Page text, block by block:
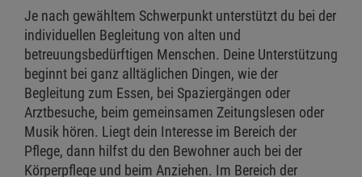
Je nach gewähltem Schwerpunkt unterstützt du bei der
individuellen Begleitung von alten und
betreuungsbedürftigen Menschen. Deine Unterstützung
beginnt bei ganz alltäglichen Dingen, wie der
Begleitung zum Essen, bei Spaziergängen oder
Arztbesuche, beim gemeinsamen Zeitungslesen oder
Musik hören. Liegt dein Interesse im Bereich der
Pflege, dann hilfst du den Bewohner auch bei der
Körperpflege und beim Anziehen. Im Bereich der